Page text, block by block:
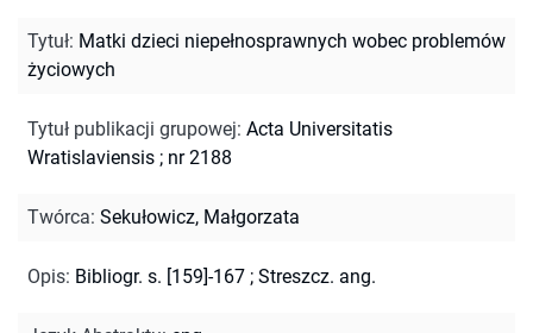
Tytuł: Matki dzieci niepełnosprawnych wobec problemów
życiowych
Tytuł publikacji grupowej: Acta Universitatis
Wratislaviensis ; nr 2188
Twórca: Sekułowicz, Małgorzata
Opis: Bibliogr. s. [159]-167 ; Streszcz. ang.